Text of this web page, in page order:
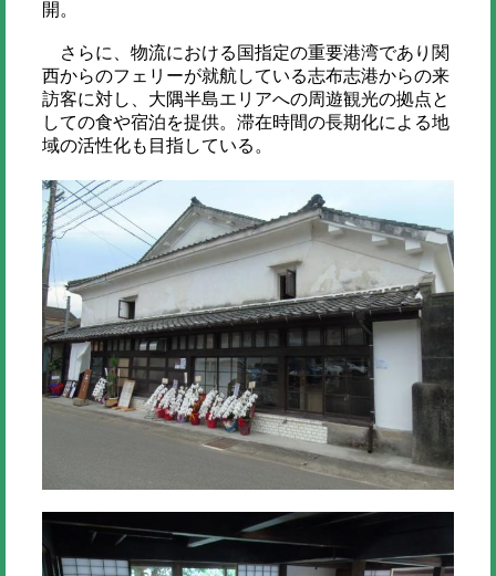
開。
さらに、物流における国指定の重要港湾であり関
西からのフェリーが就航している志布志港からの来
訪客に対し、大隅半島エリアへの周遊観光の拠点と
しての食や宿泊を提供。滞在時間の⻑期化による地
域の活性化も目指している。